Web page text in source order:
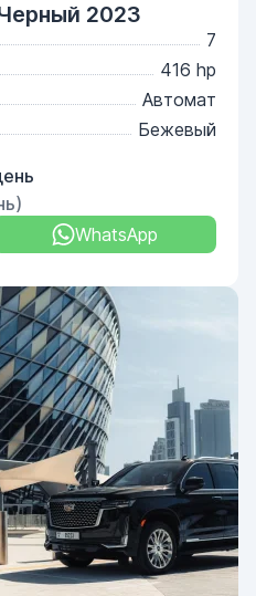
2023
7
416 hp
Автомат
Бежевый
WhatsApp